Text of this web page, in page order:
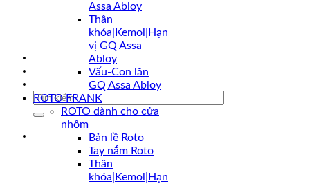
Khuyến mãi
Tìm
kiếm:
Assa Abloy
Thân
khóa|Kemol|Hạn
vị GQ Assa
Abloy
Vấu-Con lăn
GQ Assa Abloy
ROTO FRANK
ROTO dành cho cửa
nhôm
Bản lề Roto
Tay nắm Roto
Thân
khóa|Kemol|Hạn